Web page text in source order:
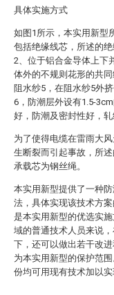
具体实施方式
如图1所示，本实用新型
包括绝缘线芯，所述的
2、位于铝合金导体上下
体外的不规则花形的共
阻水纱5，在阻水纱5外
6，防潮层外设有1.5-
好，防潮及密封性好，轧
为了使得电缆在雷雨大
生断裂而引起事故，所
承载芯为钢丝绳。
本实用新型提供了一种
法，具体实现该技术方
是本实用新型的优选实
域的普通技术人员来说
下，还可以做出若干改
为本实用新型的保护范
份均可用现有技术加以实